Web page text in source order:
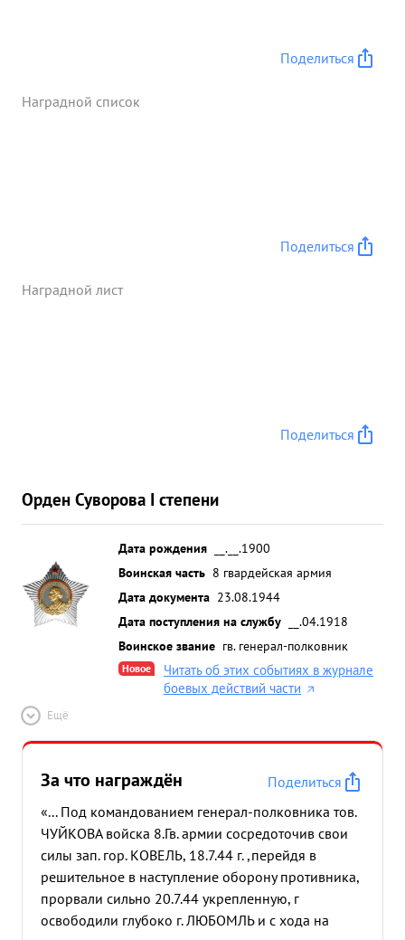
Поделиться
Наградной список
Поделиться
Наградной лист
Поделиться
Орден Суворова I степени
Дата рождения
__.__.1900
Воинская часть 8 гвардейская армия
Дата документа 23.08.1944
Дата поступления на службу
__.04.1918
Воинское звание гв. генерал-полковник
Новое
Читать об этих событиях в журнале
боевых действий части
Ещё
За что награждён
Поделиться
«... Под командованием генерал-полковника тов.
ЧУЙКОВА войска 8.Гв. армии сосредоточив свои
силы зап. гор. КОВЕЛЬ, 18.7.44 г. ,перейдя в
решительное в наступление оборону противника,
прорвали сильно 20.7.44 укрепленную, г
освободили глубоко г. ЛЮБОМЛЬ и с хода на